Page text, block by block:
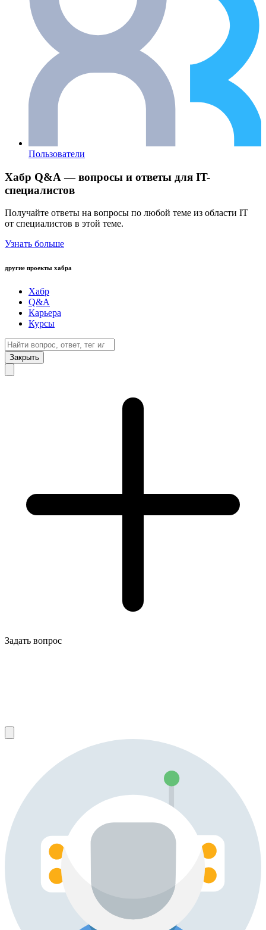
Пользователи
Хабр Q&A — вопросы и ответы для IT-
специалистов
Получайте ответы на вопросы по любой теме из области IT
от специалистов в этой теме.
Узнать больше
другие проекты хабра
Хабр
Q&A
Карьера
Курсы
Закрыть
Задать вопрос